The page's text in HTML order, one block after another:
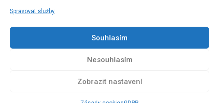
Spravovat služby
Souhlasím
Nesouhlasím
Zobrazit nastavení